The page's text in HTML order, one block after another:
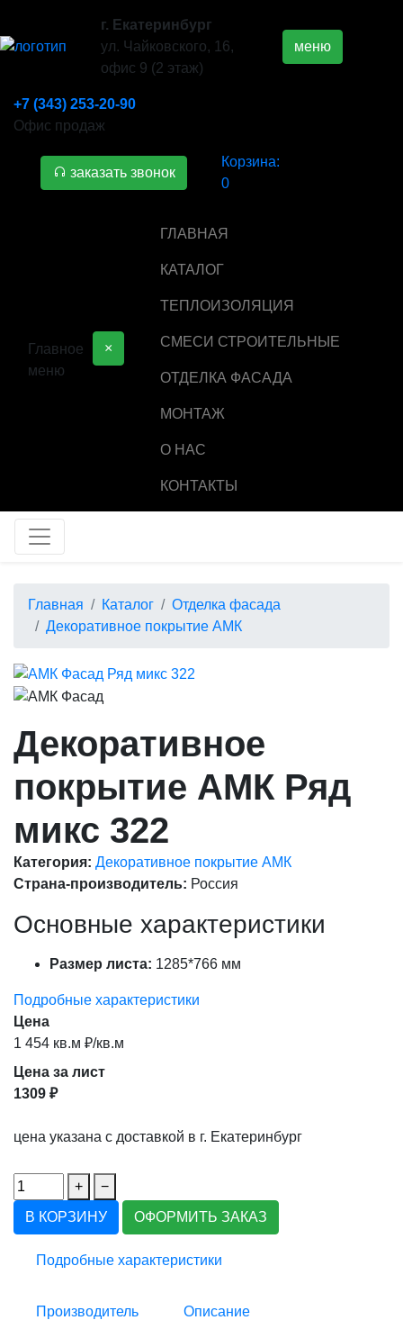
г. Екатеринбург
ул. Чайковского, 16,
офис 9 (2 этаж)
меню
+7 (343) 253-20-90
Офис продаж
заказать звонок
Корзина:
0
×
Главное
меню
ГЛАВНАЯ
КАТАЛОГ
ТЕПЛОИЗОЛЯЦИЯ
СМЕСИ СТРОИТЕЛЬНЫЕ
ОТДЕЛКА ФАСАДА
МОНТАЖ
О НАС
КОНТАКТЫ
Главная Каталог
Отделка фасада
Декоративное покрытие АМК
Декоративное
покрытие АМК Ряд
микс 322
Категория: Декоративное покрытие АМК
Страна-производитель: Россия
Основные характеристики
Размер листа: 1285*766 мм
Подробные характеристики
Цена
1 454 кв.м ₽/кв.м
Цена за лист
1309 ₽
цена указана с доставкой в г. Екатеринбург
+
−
В КОРЗИНУ
ОФОРМИТЬ ЗАКАЗ
Подробные характеристики
Производитель Описание